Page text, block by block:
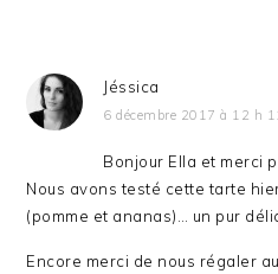
Jéssica
6 décembre 2017 à 12 h
Bonjour Ella et merci
Nous avons testé cette tarte
(pomme et ananas)… un pur
Encore merci de nous régaler